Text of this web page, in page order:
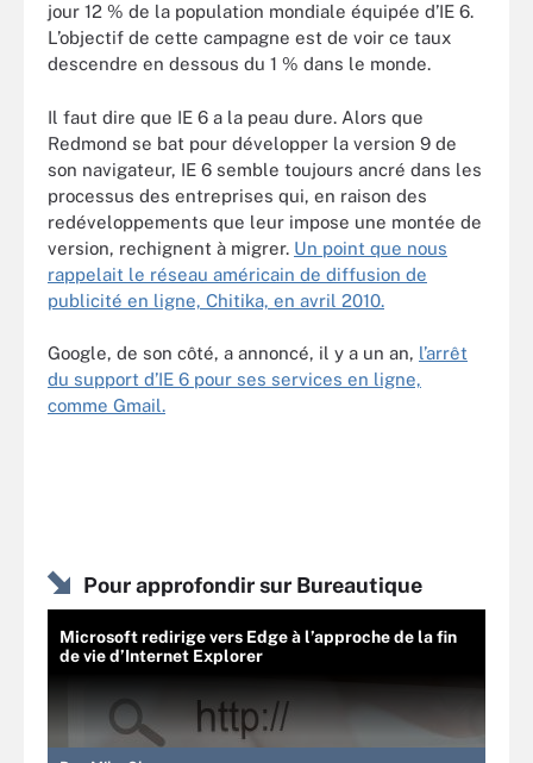
jour 12 % de la population mondiale équipée d’IE 6.
L’objectif de cette campagne est de voir ce taux
descendre en dessous du 1 % dans le monde.
Il faut dire que IE 6 a la peau dure. Alors que
Redmond se bat pour développer la version 9 de
son navigateur, IE 6 semble toujours ancré dans les
processus des entreprises qui, en raison des
redéveloppements que leur impose une montée de
version, rechignent à migrer. Un point que nous
rappelait le réseau américain de diffusion de
publicité en ligne, Chitika, en avril 2010.
Google, de son côté, a annoncé, il y a un an, l’arrêt
du support d’IE 6 pour ses services en ligne,
comme Gmail.
Pour approfondir sur Bureautique
Microsoft redirige vers Edge à l’approche de la fin
de vie d’Internet Explorer